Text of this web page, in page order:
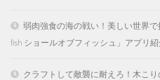
弱肉強食の海の戦い！美しい世界
fish ショールオブフィッシュ」アプリ
クラフトして敵襲に耐えろ！木こ